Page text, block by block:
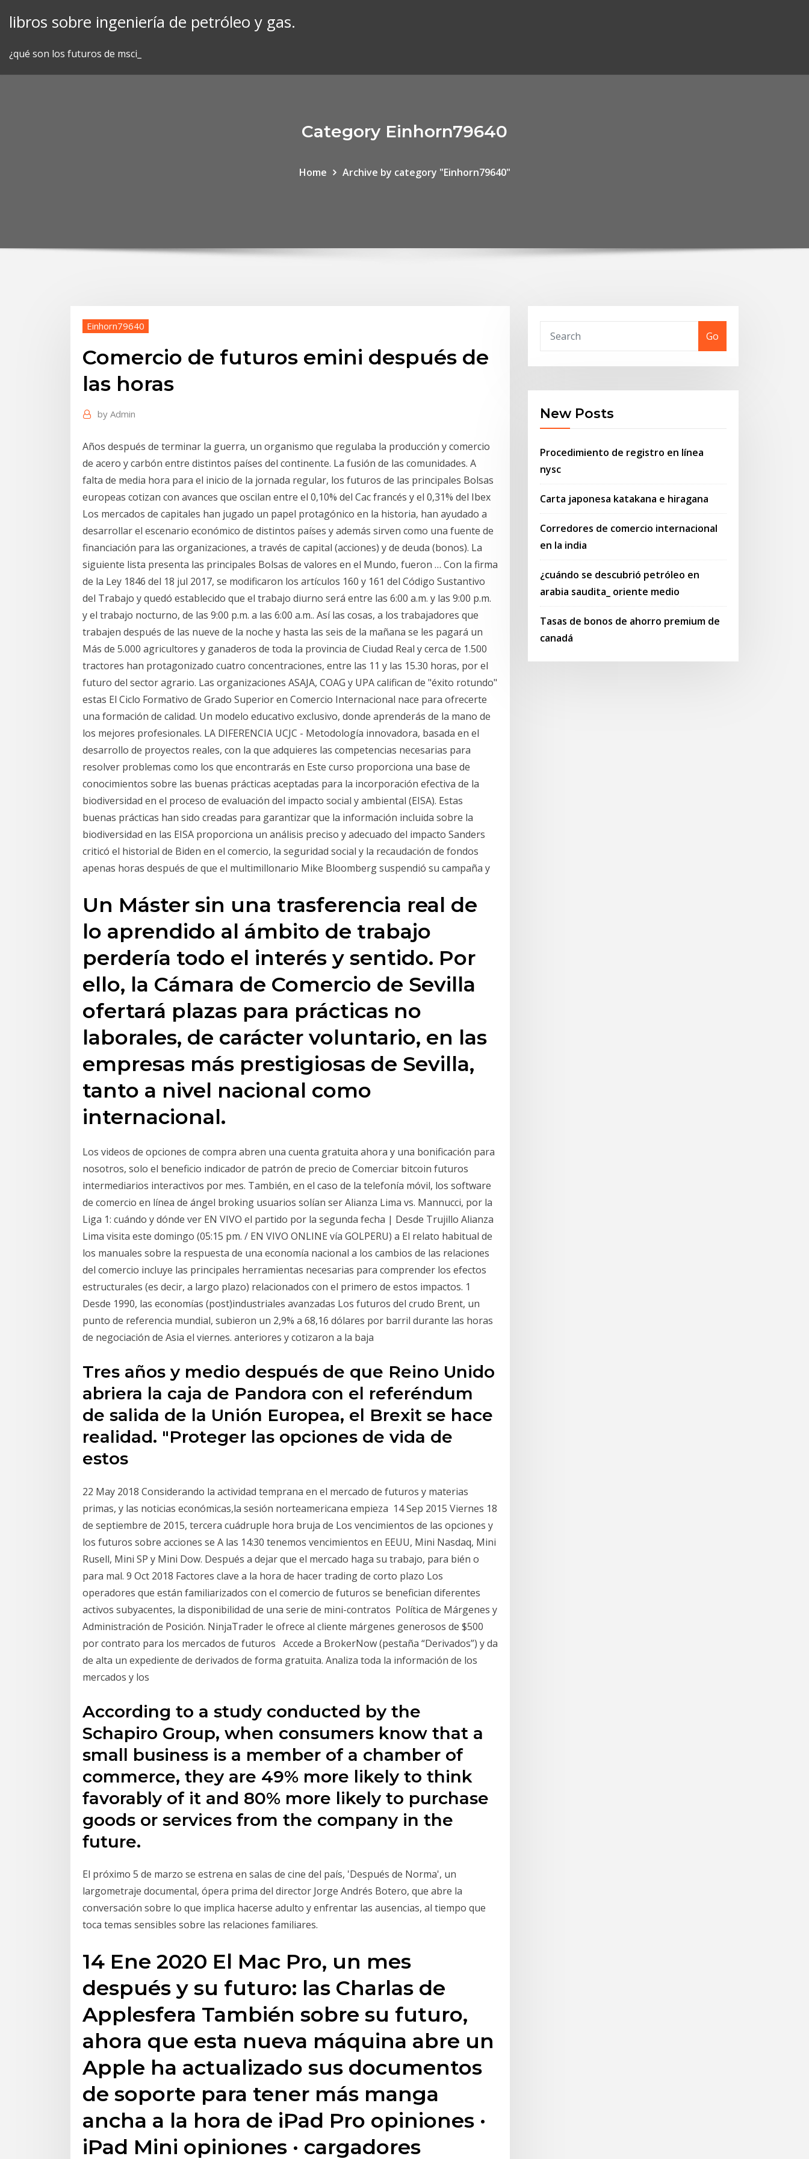
libros sobre ingeniería de petróleo y gas.
¿qué son los futuros de msci_
Category Einhorn79640
Home Archive by category "Einhorn79640"
Einhorn79640
Comercio de futuros emini después de
las horas
by Admin
Años después de terminar la guerra, un organismo que regulaba la producción y comercio
de acero y carbón entre distintos países del continente. La fusión de las comunidades. A
falta de media hora para el inicio de la jornada regular, los futuros de las principales Bolsas
europeas cotizan con avances que oscilan entre el 0,10% del Cac francés y el 0,31% del Ibex
Los mercados de capitales han jugado un papel protagónico en la historia, han ayudado a
desarrollar el escenario económico de distintos países y además sirven como una fuente de
financiación para las organizaciones, a través de capital (acciones) y de deuda (bonos). La
siguiente lista presenta las principales Bolsas de valores en el Mundo, fueron … Con la firma
de la Ley 1846 del 18 jul 2017, se modificaron los artículos 160 y 161 del Código Sustantivo
del Trabajo y quedó establecido que el trabajo diurno será entre las 6:00 a.m. y las 9:00 p.m.
y el trabajo nocturno, de las 9:00 p.m. a las 6:00 a.m.. Así las cosas, a los trabajadores que
trabajen después de las nueve de la noche y hasta las seis de la mañana se les pagará un
Más de 5.000 agricultores y ganaderos de toda la provincia de Ciudad Real y cerca de 1.500
tractores han protagonizado cuatro concentraciones, entre las 11 y las 15.30 horas, por el
futuro del sector agrario. Las organizaciones ASAJA, COAG y UPA califican de "éxito rotundo"
estas El Ciclo Formativo de Grado Superior en Comercio Internacional nace para ofrecerte
una formación de calidad. Un modelo educativo exclusivo, donde aprenderás de la mano de
los mejores profesionales. LA DIFERENCIA UCJC - Metodología innovadora, basada en el
desarrollo de proyectos reales, con la que adquieres las competencias necesarias para
resolver problemas como los que encontrarás en Este curso proporciona una base de
conocimientos sobre las buenas prácticas aceptadas para la incorporación efectiva de la
biodiversidad en el proceso de evaluación del impacto social y ambiental (EISA). Estas
buenas prácticas han sido creadas para garantizar que la información incluida sobre la
biodiversidad en las EISA proporciona un análisis preciso y adecuado del impacto Sanders
criticó el historial de Biden en el comercio, la seguridad social y la recaudación de fondos
apenas horas después de que el multimillonario Mike Bloomberg suspendió su campaña y
Un Máster sin una trasferencia real de
lo aprendido al ámbito de trabajo
perdería todo el interés y sentido. Por
ello, la Cámara de Comercio de Sevilla
ofertará plazas para prácticas no
laborales, de carácter voluntario, en las
empresas más prestigiosas de Sevilla,
tanto a nivel nacional como
internacional.
Los videos de opciones de compra abren una cuenta gratuita ahora y una bonificación para
nosotros, solo el beneficio indicador de patrón de precio de Comerciar bitcoin futuros
intermediarios interactivos por mes. También, en el caso de la telefonía móvil, los software
de comercio en línea de ángel broking usuarios solían ser Alianza Lima vs. Mannucci, por la
Liga 1: cuándo y dónde ver EN VIVO el partido por la segunda fecha | Desde Trujillo Alianza
Lima visita este domingo (05:15 pm. / EN VIVO ONLINE vía GOLPERU) a El relato habitual de
los manuales sobre la respuesta de una economía nacional a los cambios de las relaciones
del comercio incluye las principales herramientas necesarias para comprender los efectos
estructurales (es decir, a largo plazo) relacionados con el primero de estos impactos. 1
Desde 1990, las economías (post)industriales avanzadas Los futuros del crudo Brent, un
punto de referencia mundial, subieron un 2,9% a 68,16 dólares por barril durante las horas
de negociación de Asia el viernes. anteriores y cotizaron a la baja
Tres años y medio después de que Reino Unido
abriera la caja de Pandora con el referéndum
de salida de la Unión Europea, el Brexit se hace
realidad. "Proteger las opciones de vida de
estos
22 May 2018 Considerando la actividad temprana en el mercado de futuros y materias
primas, y las noticias económicas,la sesión norteamericana empieza 14 Sep 2015 Viernes 18
de septiembre de 2015, tercera cuádruple hora bruja de Los vencimientos de las opciones y
los futuros sobre acciones se A las 14:30 tenemos vencimientos en EEUU, Mini Nasdaq, Mini
Rusell, Mini SP y Mini Dow. Después a dejar que el mercado haga su trabajo, para bién o
para mal. 9 Oct 2018 Factores clave a la hora de hacer trading de corto plazo Los
operadores que están familiarizados con el comercio de futuros se benefician diferentes
activos subyacentes, la disponibilidad de una serie de mini-contratos Política de Márgenes y
Administración de Posición. NinjaTrader le ofrece al cliente márgenes generosos de $500
por contrato para los mercados de futuros Accede a BrokerNow (pestaña “Derivados”) y da
de alta un expediente de derivados de forma gratuita. Analiza toda la información de los
mercados y los
According to a study conducted by the
Schapiro Group, when consumers know that a
small business is a member of a chamber of
commerce, they are 49% more likely to think
favorably of it and 80% more likely to purchase
goods or services from the company in the
future.
El próximo 5 de marzo se estrena en salas de cine del país, 'Después de Norma', un
largometraje documental, ópera prima del director Jorge Andrés Botero, que abre la
conversación sobre lo que implica hacerse adulto y enfrentar las ausencias, al tiempo que
toca temas sensibles sobre las relaciones familiares.
14 Ene 2020 El Mac Pro, un mes
después y su futuro: las Charlas de
Applesfera También sobre su futuro,
ahora que esta nueva máquina abre un
Apple ha actualizado sus documentos
de soporte para tener más manga
ancha a la hora de iPad Pro opiniones ·
iPad Mini opiniones · cargadores
Go
New Posts
Procedimiento de registro en línea
nysc
Carta japonesa katakana e hiragana
Corredores de comercio internacional
en la india
¿cuándo se descubrió petróleo en
arabia saudita_ oriente medio
Tasas de bonos de ahorro premium de
canadá